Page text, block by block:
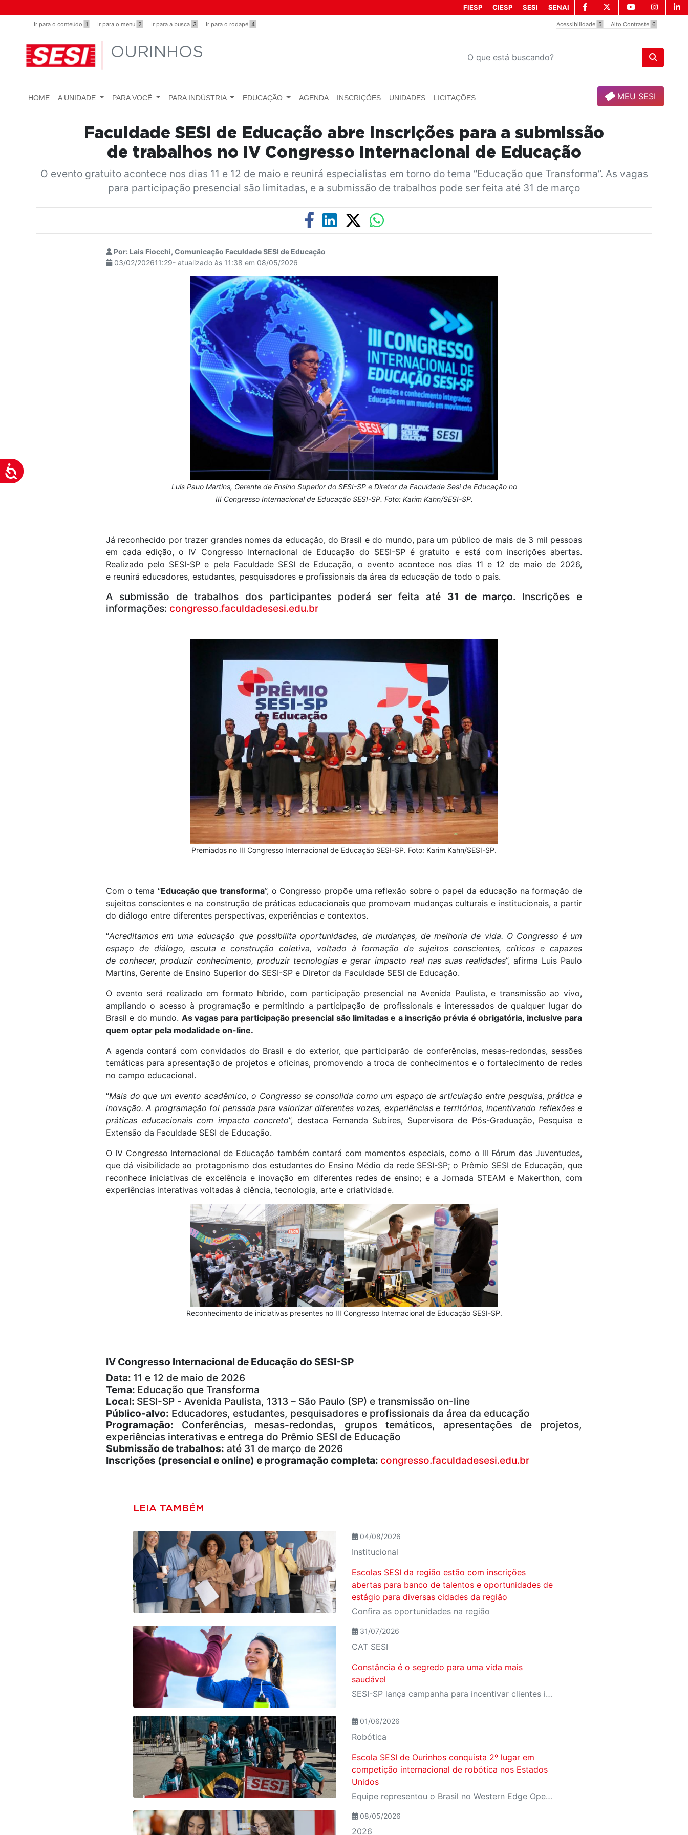
sistema
Acessibilidade
Ir para o conteúdo 1 Ir para o menu 2 Ir para a busca 3 Ir para o rodapé 4 Acessibilidade 5 Alto Contraste 6
FIESP CIESP SESI SENAI
OURINHOS
HOME A UNIDADE PARA VOCÊ PARA INDÚSTRIA EDUCAÇÃO AGENDA INSCRIÇÕES UNIDADES LICITAÇÕES MEU SESI
Faculdade SESI de Educação abre inscrições para a submissão
de trabalhos no IV Congresso Internacional de Educação
O evento gratuito acontece nos dias 11 e 12 de maio e reunirá especialistas em torno do tema “Educação que Transforma”. As vagas
para participação presencial são limitadas, e a submissão de trabalhos pode ser feita até 31 de março
Por: Lais Fiocchi, Comunicação Faculdade SESI de Educação
03/02/202611:29- atualizado às 11:38 em 08/05/2026
Luis Pauo Martins, Gerente de Ensino Superior do SESI-SP e Diretor da Faculdade Sesi de Educação no
III Congresso Internacional de Educação SESI-SP. Foto: Karim Kahn/SESI-SP.
Já reconhecido por trazer grandes nomes da educação, do Brasil e do mundo, para um público de mais de 3 mil pessoas
em cada edição,o IV Congresso Internacional de Educação do SESI-SP é gratuito e está com inscrições abertas.
Realizado pelo SESI-SP e pela Faculdade SESI de Educação, o evento acontece nos dias 11 e 12 de maio de 2026,
e reunirá educadores, estudantes, pesquisadores e profissionais da área da educação de todo o país.
A submissão de trabalhos dos participantes poderá ser feita até 31 de março. Inscrições e
informações: congresso.faculdadesesi.edu.br
Premiados no III Congresso Internacional de Educação SESI-SP. Foto: Karim Kahn/SESI-SP.
Com o tema “Educação que transforma”, o Congresso propõe uma reflexão sobre o papel da educação na formação de
sujeitos conscientes e na construção de práticas educacionais que promovam mudanças culturais e institucionais, a partir
do diálogo entre diferentes perspectivas, experiências e contextos.
“Acreditamos em uma educação que possibilita oportunidades, de mudanças, de melhoria de vida. O Congresso é um
espaço de diálogo, escuta e construção coletiva, voltado à formação de sujeitos conscientes, críticos e capazes
de conhecer, produzir conhecimento, produzir tecnologias e gerar impacto real nas suas realidades”, afirma Luis Paulo
Martins, Gerente de Ensino Superior do SESI-SP e Diretor da Faculdade SESI de Educação.
O evento será realizado em formato híbrido, com participação presencial na Avenida Paulista, e transmissão ao vivo,
ampliando o acesso à programação e permitindo a participação de profissionais e interessados de qualquer lugar do
Brasil e do mundo. As vagas para participação presencial são limitadas e a inscrição prévia é obrigatória, inclusive para
quem optar pela modalidade on-line.
A agenda contará com convidados do Brasil e do exterior, que participarão de conferências, mesas-redondas, sessões
temáticas para apresentação de projetos e oficinas, promovendo a troca de conhecimentos e o fortalecimento de redes
no campo educacional.
“Mais do que um evento acadêmico, o Congresso se consolida como um espaço de articulação entre pesquisa, prática e
inovação. A programação foi pensada para valorizar diferentes vozes, experiências e territórios, incentivando reflexões e
práticas educacionais com impacto concreto”, destaca Fernanda Subires, Supervisora de Pós-Graduação, Pesquisa e
Extensão da Faculdade SESI de Educação.
O IV Congresso Internacional de Educação também contará com momentos especiais, como o III Fórum das Juventudes,
que dá visibilidade ao protagonismo dos estudantes do Ensino Médio da rede SESI-SP; o Prêmio SESI de Educação, que
reconhece iniciativas de excelência e inovação em diferentes redes de ensino; e a Jornada STEAM e Makerthon, com
experiências interativas voltadas à ciência, tecnologia, arte e criatividade.
Reconhecimento de iniciativas presentes no III Congresso Internacional de Educação SESI-SP.
IV Congresso Internacional de Educação do SESI-SP
Data: 11 e 12 de maio de 2026
Tema: Educação que Transforma
Local: SESI-SP - Avenida Paulista, 1313 – São Paulo (SP) e transmissão on-line
Público-alvo: Educadores, estudantes, pesquisadores e profissionais da área da educação
Programação: Conferências, mesas-redondas, grupos temáticos, apresentações de projetos,
experiências interativas e entrega do Prêmio SESI de Educação
Submissão de trabalhos: até 31 de março de 2026
Inscrições (presencial e online) e programação completa: congresso.faculdadesesi.edu.br
LEIA TAMBÉM
04/08/2026
Institucional
Escolas SESI da região estão com inscrições
abertas para banco de talentos e oportunidades de
estágio para diversas cidades da região
Confira as oportunidades na região
31/07/2026
CAT SESI
Constância é o segredo para uma vida mais
saudável
SESI-SP lança campanha para incentivar clientes inativos a retomarem a prática de atividades físicas, esporte e lazer com benefícios exclusivos
01/06/2026
Robótica
Escola SESI de Ourinhos conquista 2º lugar em
competição internacional de robótica nos Estados
Unidos
Equipe representou o Brasil no Western Edge Open, um dos principais torneios mundiais da FIRST
08/05/2026
2026